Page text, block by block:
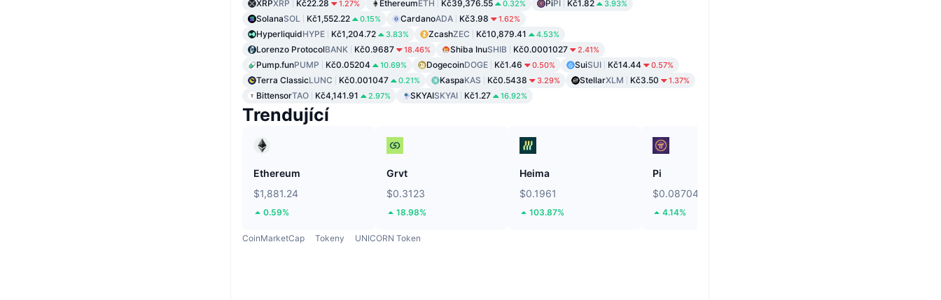
XRPXRP Kč22.28 1.27% EthereumETH Kč39,376.55 0.32% PiPI Kč1.82 3.93%
SolanaSOL Kč1,552.22 0.15% CardanoADA Kč3.98 1.62%
HyperliquidHYPE Kč1,204.72 3.83% ZcashZEC Kč10,879.41 4.53%
Lorenzo ProtocolBANK Kč0.9687 18.46% Shiba InuSHIB Kč0.0001027 2.41%
Pump.funPUMP Kč0.05204 10.69% DogecoinDOGE Kč1.46 0.50% SuiSUI Kč14.44 0.57%
Terra ClassicLUNC Kč0.001047 0.21% KaspaKAS Kč0.5438 3.29% StellarXLM Kč3.50 1.37%
BittensorTAO Kč4,141.91 2.97% SKYAISKYAI Kč1.27 16.92%
Trendující
Ethereum
$1,881.24
0.59%
Grvt
$0.3123
18.98%
Heima
$0.1961
103.87%
Pi
$0.08704
4.14%
CoinMarketCap Tokeny UNICORN Token